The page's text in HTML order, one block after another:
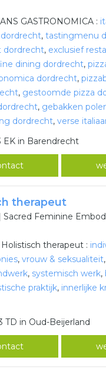
GASTRONOMICA :
, tastingmenu
dordrecht, exclusief
dining dordrecht,
dordrecht,
, gestoomde pizza
, gebakken
dordrecht, verse
EK in Barendrecht
therapeut
Sacred Feminine
therapeut :
, vrouw & seksualiteit,
, systemisch werk,
praktijk, innerlijke
TD in Oud-Beijerland